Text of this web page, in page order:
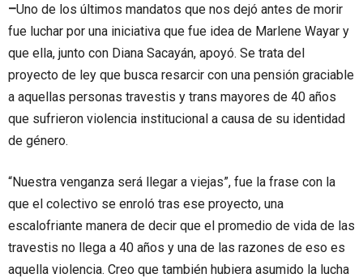
–Uno de los últimos mandatos que nos dejó antes de morir
fue luchar por una iniciativa que fue idea de Marlene Wayar y
que ella, junto con Diana Sacayán, apoyó. Se trata del
proyecto de ley que busca resarcir con una pensión graciable
a aquellas personas travestis y trans mayores de 40 años
que sufrieron violencia institucional a causa de su identidad
de género.
“Nuestra venganza será llegar a viejas”, fue la frase con la
que el colectivo se enroló tras ese proyecto, una
escalofriante manera de decir que el promedio de vida de las
travestis no llega a 40 años y una de las razones de eso es
aquella violencia. Creo que también hubiera asumido la lucha